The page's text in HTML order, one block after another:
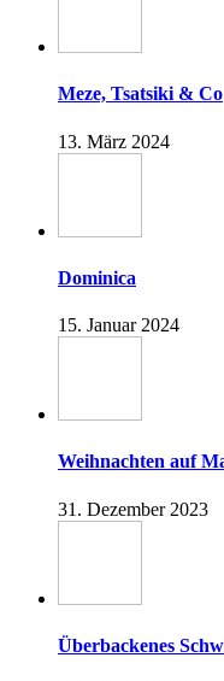
Meze, Tsatsiki & Co
13. März 2024
Dominica
15. Januar 2024
Weihnachten auf
31. Dezember 2023
Überbackenes